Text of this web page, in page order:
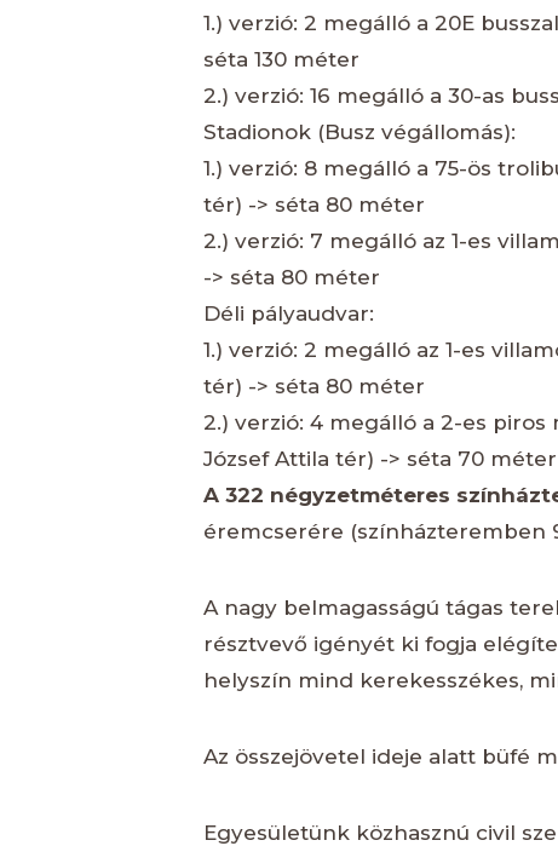
1.) verzió: 2 megálló a 20E
séta 130 méter
2.) verzió: 16 megálló a 30-as
Stadionok (Busz végállomás):
1.) verzió: 8 megálló a 75-ös
tér) -> séta 80 méter
2.) verzió: 7 megálló az 1-es
-> séta 80 méter
Déli pályaudvar:
1.) verzió: 2 megálló az 1-es
tér) -> séta 80 méter
2.) verzió: 4 megálló a 2-es piros
József Attila tér) -> séta 70 méter
A 322 négyzetméteres
éremcserére (színházteremben
A nagy belmagasságú tágas
résztvevő igényét ki fogja
helyszín mind kerekesszékes,
Az összejövetel ideje alatt büfé
Egyesületünk közhasznú civil